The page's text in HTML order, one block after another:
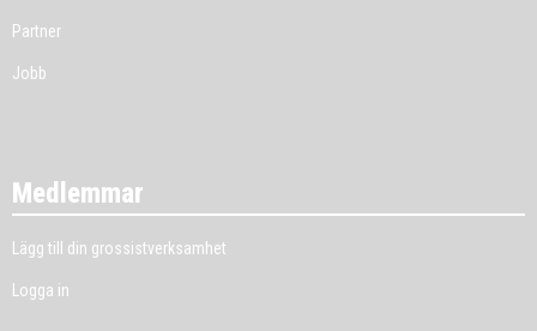
Partner
Jobb
Medlemmar
Lägg till din grossistverksamhet
Logga in